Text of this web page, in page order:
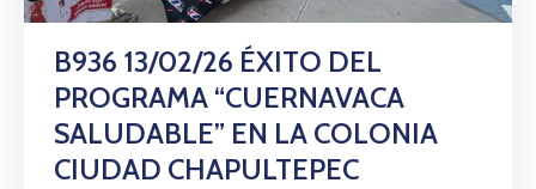
B936 13/02/26 ÉXITO DEL
PROGRAMA “CUERNAVACA
SALUDABLE” EN LA COLONIA
CIUDAD CHAPULTEPEC